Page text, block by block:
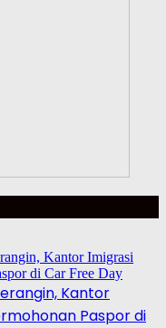
Kantor
Paspor di